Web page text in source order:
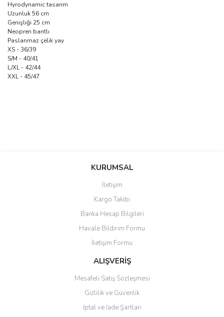
Hyrodynamic tasarım
Uzunluk 56 cm
Genişliği 25 cm
Neopren bantlı
Paslanmaz çelik yay
XS - 36/39
S/M - 40/41
L/XL - 42/44
XXL - 45/47
Bu ürüne ilk yorumu siz yapın!
Ürün resmi kalitesiz, bozuk veya görüntülenemiyor.
Ürün açıklamasında eksik bilgiler bulunuyor.
Ürün bilgilerinde hatalar bulunuyor.
Ürün fiyatı diğer sitelerden daha pahalı.
Bu ürüne benzer farklı alternatifler olmalı.
KURUMSAL
İletişim
Kargo Takibi
Banka Hesap Bilgileri
Havale Bildirim Formu
İletişim Formu
ALIŞVERİŞ
Mesafeli Satış Sözleşmesi
Gizlilik ve Güvenlik
İptal ve İade Şartları